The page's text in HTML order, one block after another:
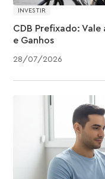
INVESTIR
28 /07/2026
CDB Prefixado: Vale
e Ganhos